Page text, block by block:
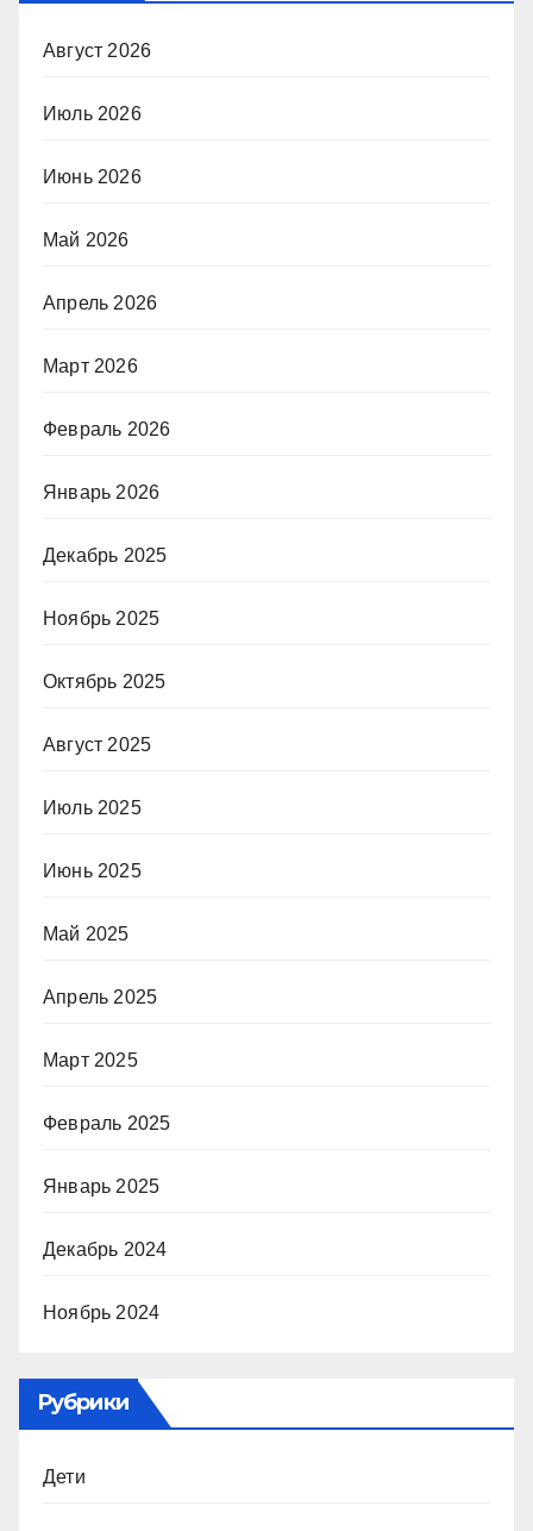
Август 2026
Июль 2026
Июнь 2026
Май 2026
Апрель 2026
Март 2026
Февраль 2026
Январь 2026
Декабрь 2025
Ноябрь 2025
Октябрь 2025
Август 2025
Июль 2025
Июнь 2025
Май 2025
Апрель 2025
Март 2025
Февраль 2025
Январь 2025
Декабрь 2024
Ноябрь 2024
Рубрики
Дети